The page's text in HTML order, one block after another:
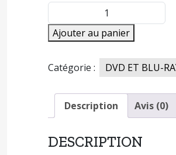
quantité
de
GOODBYE
AMEN
Ajouter au panier
Catégorie : DVD ET BLU-
Description Avis (0)
DESCRIPTION